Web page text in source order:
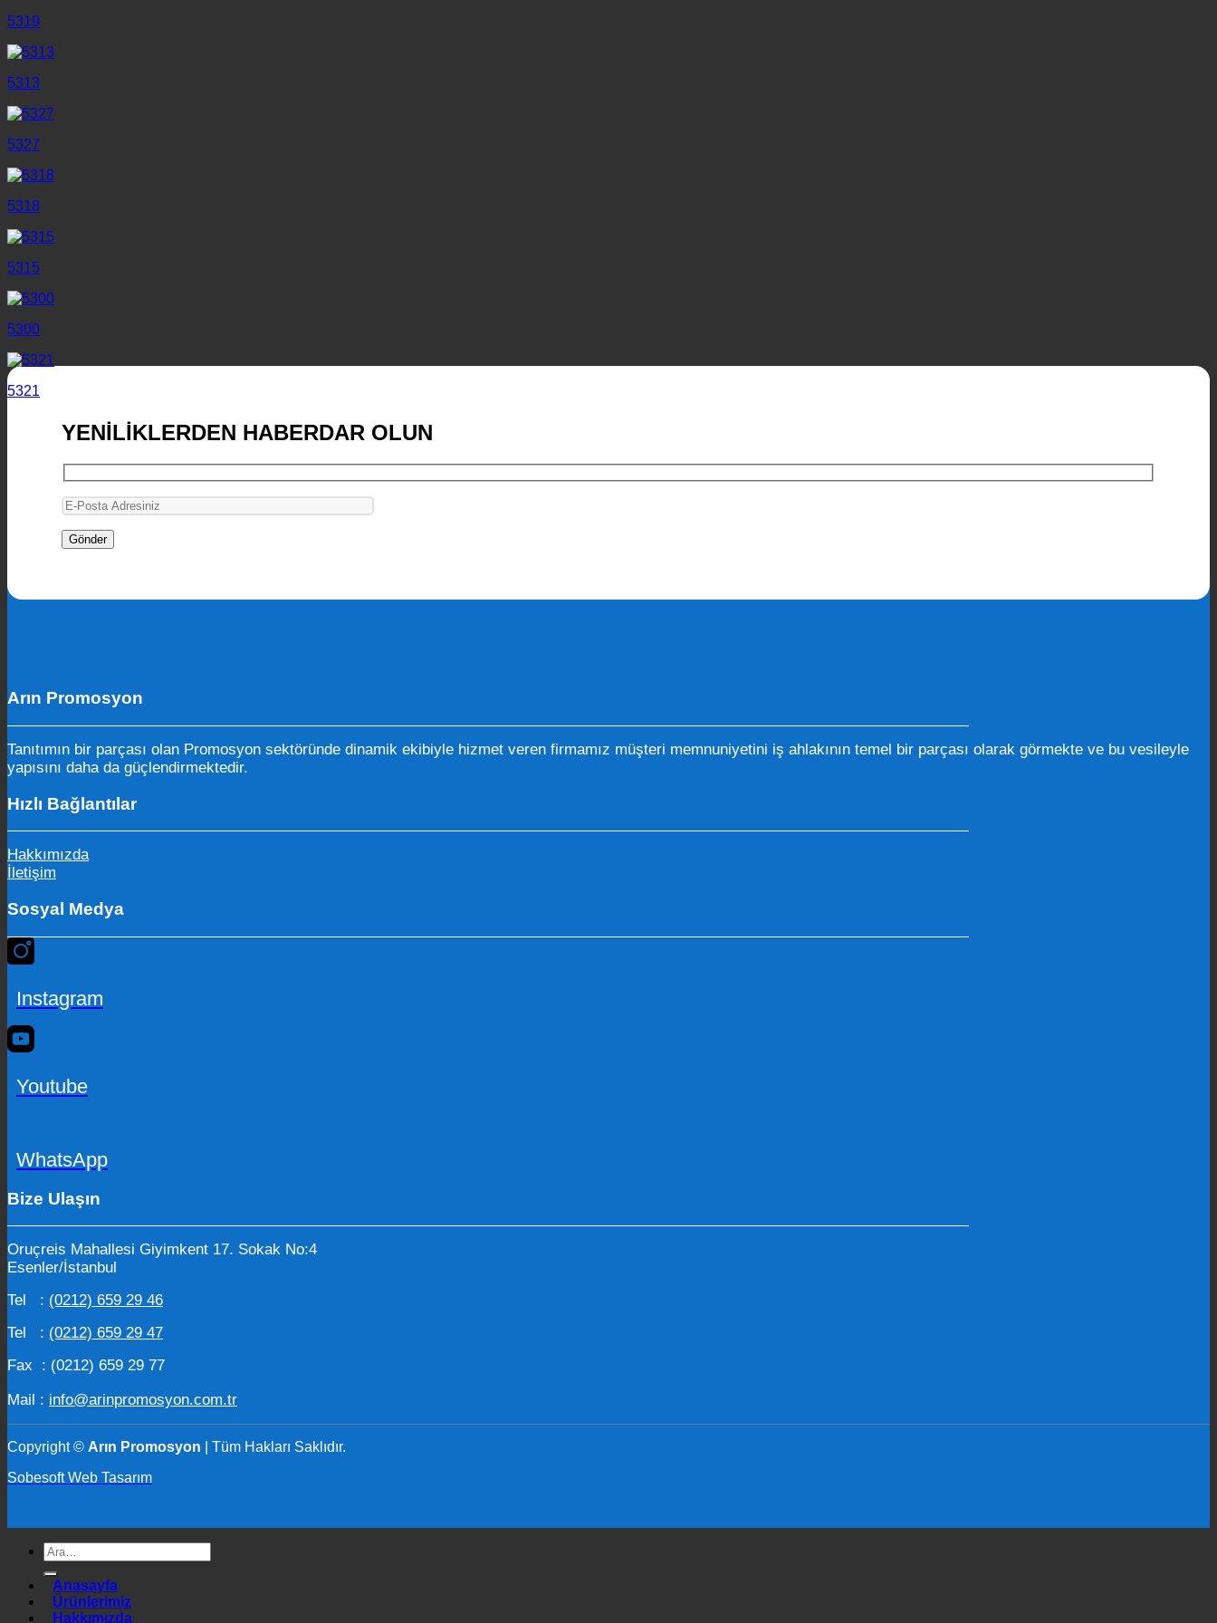
5319
5313
5327
5318
5315
5300
5321
YENİLİKLERDEN HABERDAR OLUN
Arın Promosyon
Tanıtımın bir parçası olan Promosyon sektöründe dinamik ekibiyle hizmet veren firmamız müşteri memnuniyetini iş ahlakının temel bir parçası olarak görmekte ve bu vesileyle
yapısını daha da güçlendirmektedir.
Hızlı Bağlantılar
Hakkımızda
İletişim
Sosyal Medya
Instagram
Youtube
WhatsApp
Bize Ulaşın
Oruçreis Mahallesi Giyimkent 17. Sokak No:4
Esenler/İstanbul
Tel : (0212) 659 29 46
Tel : (0212) 659 29 47
Fax : (0212) 659 29 77
Mail : info@arinpromosyon.com.tr
Copyright © Arın Promosyon
| Tüm Hakları Saklıdır.
Sobesoft Web Tasarım
Ara:
Anasayfa
Ürünlerimiz
Hakkımızda